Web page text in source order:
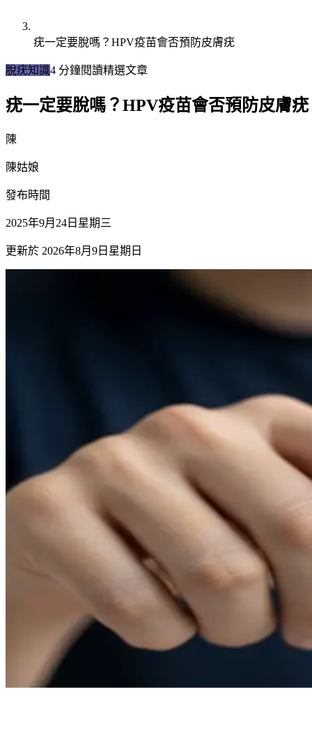
疣一定要脫嗎？HPV疫苗會否預防皮膚疣
脫疣知識4 分鐘閱讀精選文章
疣一定要脫嗎？HPV疫苗會否預防皮膚疣
陳
陳姑娘
發布時間
2025年9月24日星期三
更新於 2026年8月9日星期日